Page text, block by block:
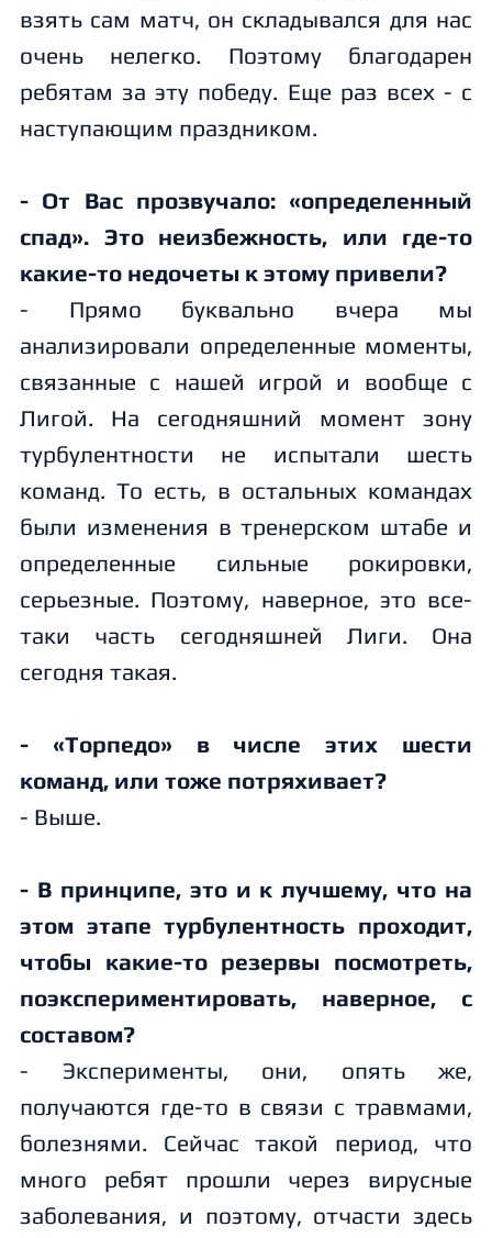
взять сам матч, он складывался для нас
очень нелегко. Поэтому благодарен
ребятам за эту победу. Еще раз всех - с
наступающим праздником.
- От Вас прозвучало: «определенный
спад». Это неизбежность, или где-то
какие-то недочеты к этому привели?
- Прямо буквально вчера мы
анализировали определенные моменты,
связанные с нашей игрой и вообще с
Лигой. На сегодняшний момент зону
турбулентности не испытали шесть
команд. То есть, в остальных командах
были изменения в тренерском штабе и
определенные сильные рокировки,
серьезные. Поэтому, наверное, это все-
таки часть сегодняшней Лиги. Она
сегодня такая.
- «Торпедо» в числе этих шести
команд, или тоже потряхивает?
- Выше.
- В принципе, это и к лучшему, что на
этом этапе турбулентность проходит,
чтобы какие-то резервы посмотреть,
поэкспериментировать, наверное, с
составом?
- Эксперименты, они, опять же,
получаются где-то в связи с травмами,
болезнями. Сейчас такой период, что
много ребят прошли через вирусные
заболевания, и поэтому, отчасти здесь